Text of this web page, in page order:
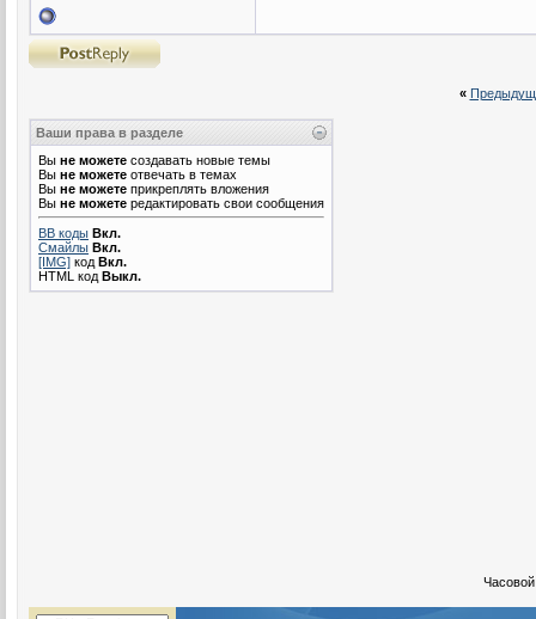
«
Ваши права в разделе
Вы не можете создавать новые темы
Вы не можете отвечать в темах
Вы не можете прикреплять вложения
Вы не можете редактировать свои сообщения
BB коды Вкл.
Смайлы Вкл.
[IMG] код Вкл.
HTML код Выкл.